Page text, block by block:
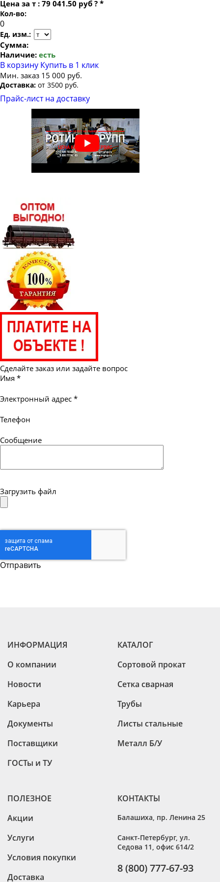
Цена за т : 79 041.50 руб ? *
Кол-во:
Ед. изм.:
Сумма:
Наличие: есть
В корзину Купить в 1 клик
Мин. заказ 15 000 руб.
Доставка: от 3500 руб.
Прайс-лист на доставку
Сделайте заказ или задайте вопрос
Имя *
Электронный адрес *
Телефон
Сообщение
Загрузить файл
ИНФОРМАЦИЯ
О компании
Новости
Карьера
Документы
Поставщики
ГОСТы и ТУ
КАТАЛОГ
Сортовой прокат
Сетка сварная
Трубы
Листы стальные
Металл Б/У
ПОЛЕЗНОЕ
Акции
Услуги
Условия покупки
Доставка
КОНТАКТЫ
Балашиха пр. Ленина 25
Санкт-Петербург, ул.
Седова 11, офис 614/2
8 (800) 777-67-93